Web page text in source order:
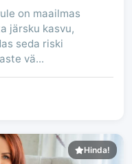
on maailmas
järsku kasvu,
seda riski
vä...
Hinda!